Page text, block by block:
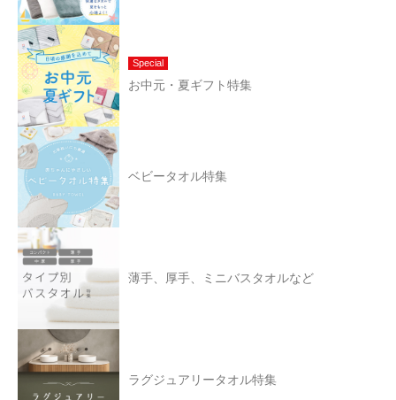
Special
お中元・夏ギフト特集
ベビータオル特集
薄手、厚手、ミニバスタオルなど
ラグジュアリータオル特集